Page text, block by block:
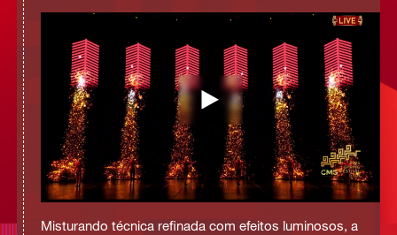
Misturando técnica refinada com efeitos luminosos, a